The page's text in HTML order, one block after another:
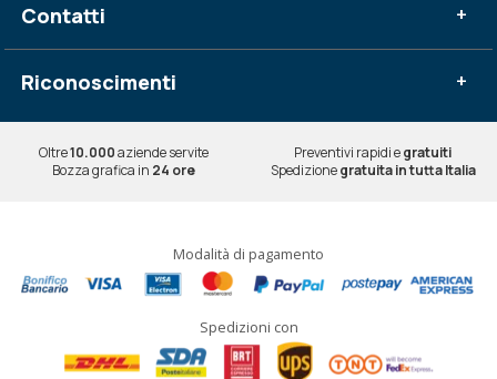
Contatti +
Riconoscimenti +
Oltre10.000aziende servite Preventivi rapidi egratuiti
Bozza grafica in 24 ore Spedizionegratuita in tutta Italia
Modalità di pagamento
Spedizioni con